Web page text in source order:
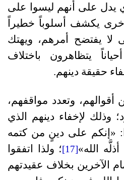
يدل على أنهم ليسوا على
يكشف أسلوباً خطيراً
لا يفتضح أمرهم، ويهتك
يتظاهرون باختلاف
حقيقة دينهم.
أقوالهم، وتعدد مواقفهم،
وذلك لإخفاء دينهم الذي
«إنكم على دينٍ من كتمه
الله»[17]
؛ ولذا اتفقوا
الآخرين بخلاف عقيدتهم